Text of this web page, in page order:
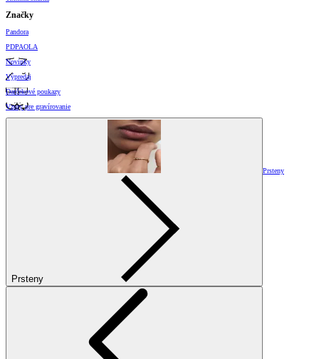
Značky
Pandora
PDPAOLA
Novinky
Výpredaj
Darčekové poukazy
Vzory pre gravírovanie
Prsteny
Prsteny